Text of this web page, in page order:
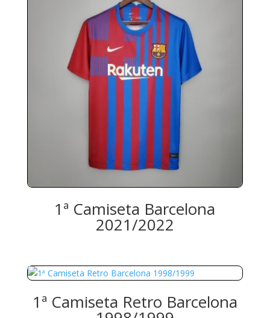
1ª Camiseta Barcelona
2021/2022
1ª Camiseta Retro Barcelona